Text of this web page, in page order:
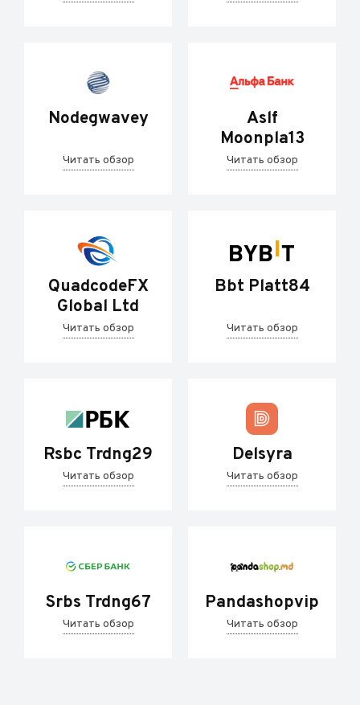
Nodegwavey
Читать обзор
Aslf
Moonpla13
Читать обзор
QuadcodeFX
Global Ltd
Читать обзор
Bbt Platt84
Читать обзор
Rsbc Trdng29
Читать обзор
Delsyra
Читать обзор
Srbs Trdng67
Читать обзор
Pandashopvip
Читать обзор